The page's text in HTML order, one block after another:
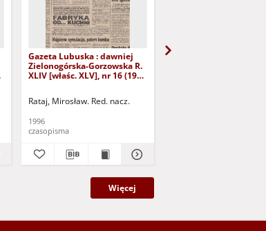
Gazeta Lubuska : dawniej
Zielonogórska-Gorzowska R.
XLIV [właśc. XLV], nr 16 (19
Rataj, Mirosław. Red. nacz.
1996
czasopisma
Więcej